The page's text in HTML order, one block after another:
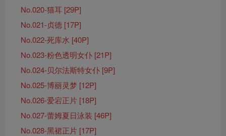
No.020-猫耳 [29P]
No.021-贞德 [17P]
No.022-死库水 [40P]
No.023-粉色透明女仆 [21P]
No.024-贝尔法斯特女仆 [9P]
No.025-博丽灵梦 [12P]
No.026-爱宕正片 [18P]
No.027-蕾姆夏日泳装 [46P]
No.028-黑裙正片 [17P]